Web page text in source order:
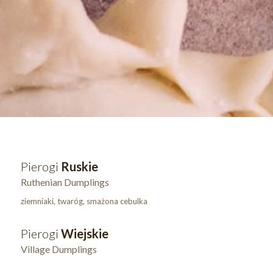
Pierogi Ruskie
Ruthenian Dumplings
ziemniaki, twaróg, smażona cebulka
Pierogi Wiejskie
Village Dumplings